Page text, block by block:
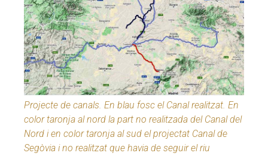
Projecte de canals. En blau fosc el Canal realitzat. En
color taronja al nord la part no realitzada del Canal del
Nord i en color taronja al sud el projectat Canal de
Segòvia i no realitzat que havia de seguir el riu